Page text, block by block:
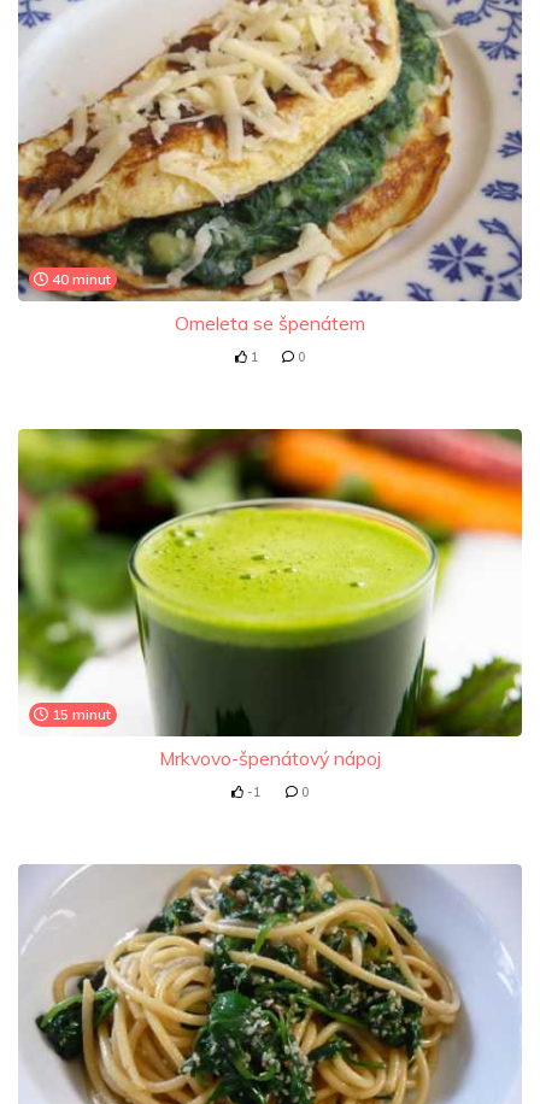
40 minut
Omeleta se špenátem
1 0
15 minut
Mrkvovo-špenátový nápoj
-1 0